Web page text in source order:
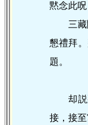
黙念此
三
懇禮拜
題。
却
接，接